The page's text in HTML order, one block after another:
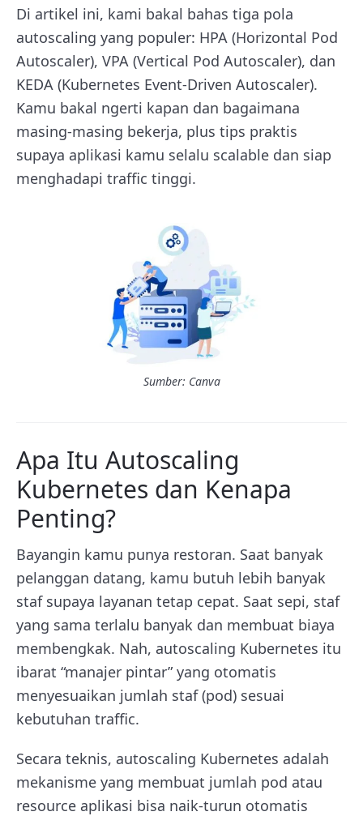
Di artikel ini, kami bakal bahas tiga pola
autoscaling yang populer: HPA (Horizontal Pod
Autoscaler), VPA (Vertical Pod Autoscaler), dan
KEDA (Kubernetes Event-Driven Autoscaler).
Kamu bakal ngerti kapan dan bagaimana
masing-masing bekerja, plus tips praktis
supaya aplikasi kamu selalu scalable dan siap
menghadapi traffic tinggi.
Sumber: Canva
Apa Itu Autoscaling
Kubernetes dan Kenapa
Penting?
Bayangin kamu punya restoran. Saat banyak
pelanggan datang, kamu butuh lebih banyak
staf supaya layanan tetap cepat. Saat sepi, staf
yang sama terlalu banyak dan membuat biaya
membengkak. Nah, autoscaling Kubernetes itu
ibarat “manajer pintar” yang otomatis
menyesuaikan jumlah staf (pod) sesuai
kebutuhan traffic.
Secara teknis, autoscaling Kubernetes adalah
mekanisme yang membuat jumlah pod atau
resource aplikasi bisa naik-turun otomatis